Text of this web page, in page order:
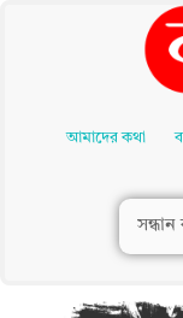
Contentআমাদের কথা